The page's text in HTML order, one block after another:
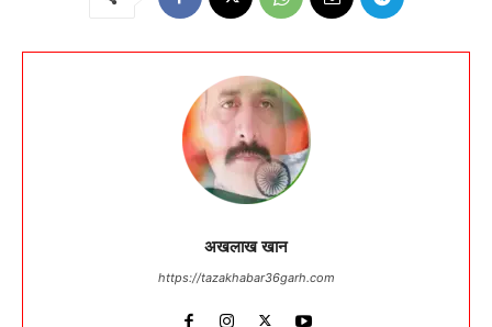
अखलाख खान
https://tazakhabar36garh.com